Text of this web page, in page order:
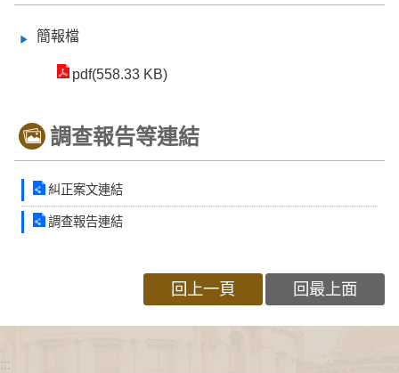
簡報檔
pdf(558.33 KB)
調查報告等連結
糾正案文連結
調查報告連結
回上一頁 回最上面
:::